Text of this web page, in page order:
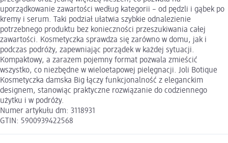
uporządkowanie zawartości według kategorii – od pędzli i gąbek po
kremy i serum. Taki podział ułatwia szybkie odnalezienie
potrzebnego produktu bez konieczności przeszukiwania całej
zawartości. Kosmetyczka sprawdza się zarówno w domu, jak i
podczas podróży, zapewniając porządek w każdej sytuacji.
Kompaktowy, a zarazem pojemny format pozwala zmieścić
wszystko, co niezbędne w wieloetapowej pielęgnacji. Joli Botique
Kosmetyczka damska Big łączy funkcjonalność z eleganckim
designem, stanowiąc praktyczne rozwiązanie do codziennego
użytku i w podróży.
Numer artykułu dm: 3118931
GTIN: 5900939422568